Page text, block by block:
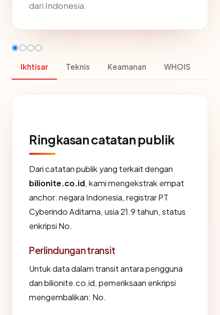
dari Indonesia.
Ikhtisar Teknis Keamanan WHOIS
Ringkasan catatan publik
Dari catatan publik yang terkait dengan
bilionite.co.id, kami mengekstrak empat
anchor: negara Indonesia, registrar PT
Cyberindo Aditama, usia 21.9 tahun, status
enkripsi No.
Perlindungan transit
Untuk data dalam transit antara pengguna
dan bilionite.co.id, pemeriksaan enkripsi
mengembalikan: No.